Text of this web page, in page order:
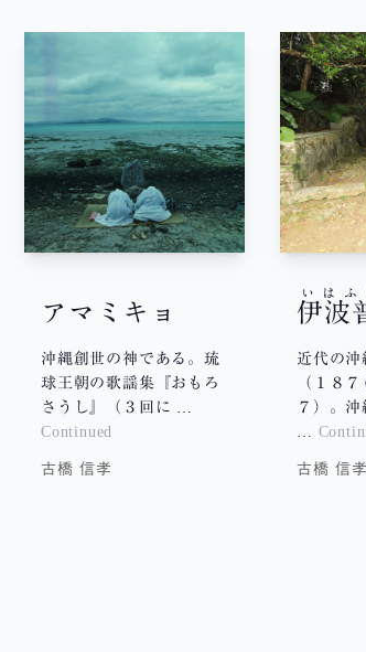
アマミキョ
沖縄創世の神である。琉
球王朝の歌謡集『おもろ
さうし』（３回に …
Continued
古橋 信孝
伊波
いはふ
近代の沖
（１８
７）。
古橋 信孝